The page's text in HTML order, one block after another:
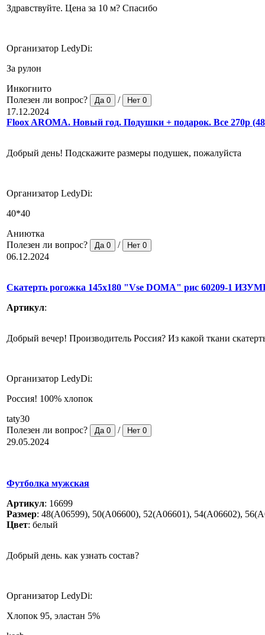
Здравствуйте. Цена за 10 м? Спасибо
Организатор LedyDi:
За рулон
Инкогнито
Полезен ли вопрос?
Да 0 / Нет 0
17.12.2024
Floox AROMA. Новый год. Подушки + подарок. Все 270р
Добрый день! Подскажите размеры подушек, пожалуйста
Организатор LedyDi:
40*40
Аниютка
Полезен ли вопрос?
Да 0 / Нет 0
06.12.2024
Скатерть рогожка 145х180 "Vse DOMA" рис 60209-1
Артикул:
Добрый вечер! Производитель Россия? Из какой ткани
Организатор LedyDi:
Россия! 100% хлопок
taty30
Полезен ли вопрос?
Да 0 / Нет 0
29.05.2024
Футболка мужская
Артикул: 16699
Размер: 48(A06599), 50(A06600), 52(A06601), 54(A06602),
Цвет: белый
Добрый день. как узнать состав?
Организатор LedyDi:
Хлопок 95, эластан 5%